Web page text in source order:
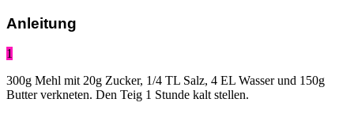
Anleitung
1
300g Mehl mit 20g Zucker, 1/4 TL Salz, 4 EL Wasser und 150g
Butter verkneten. Den Teig 1 Stunde kalt stellen.